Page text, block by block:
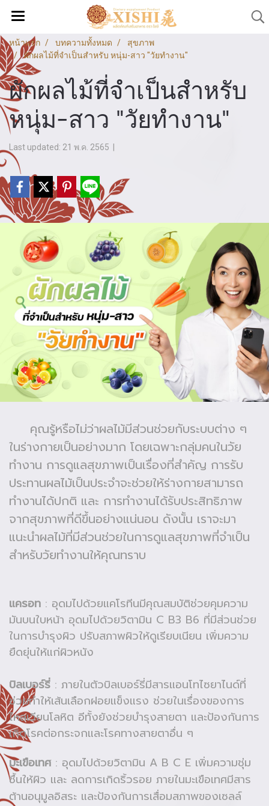
หน้าแรก บทความทั้งหมด
สุขภาพ
ผักผลไม้ที่จำเป็นสำหรับ หนุ่ม-สาว "วัยทำงาน"
ผักผลไม้ที่จำเป็นสำหรับ
หนุ่ม-สาว "วัยทำงาน"
Last updated: 21 พ.ค. 2565
คุณรู้หรือไม่ว่าผลไม้มีส่วนช่วยกับระบบต่าง ๆ
ในร่างกายเป็นอย่างมาก โดยเฉพาะกลุ่มคนในวัย
ทำงาน การดูแลสุขภาพเป็นเรื่องที่สำคัญ การรับ
ประทานผลไม้เป็นประจำจะช่วยให้ร่างกายสามารถ
ทำงานได้ปกติ และ การทำงานได้รับประสิทธิภาพ
จากสุขภาพที่ดีขึ้นอย่างแน่นอน ดังนั้น เราจะมา
แนะนำผลไม้ที่มีส่วนช่วยในการดูแลสุขภาพที่จำเป็น
สำหรับวัยทำงานให้คุณทราบ
แครอท : อุดมไปด้วยแคโรทีนมีคุณสมบัติช่วยคุมความ
มันบนใบหน้า อุดมไปด้วยวิตามิน C B3 B6 ที่มีส่วนช่วย
ในการบำรุงผิว ปรับสภาพผิวให้ดูเรียบเนียน เพิ่มความ
ยืดยุ่นให้แก่ผิวหนัง
บิลเบอร์รี่ : ภายในตัวบิลเบอร์รี่มีสารแอนโทไซยาไนด์ที่
ช่วยทำให้เส้นเลือกฝอยแข็งแรง ช่วยในเรื่องของการ
ไหลเวียนโลหิต อีทั้งยังช่วยบำรุงสายตา และป้องกันการ
เกิดโรคต่อกระจกและโรคทางสายตาอื่น ๆ
มะเขือเทศ: อุดมไปด้วยวิตามิน A B C E เพิ่มความชุ่ม
ชื้นให้ผิว และ ลดการเกิดริ้วรอย ภายในมะเขือเทศมีสาร
ต้านอนุมูลอิสระ และป้องกันการเสื่อมสภาพของเซลล์